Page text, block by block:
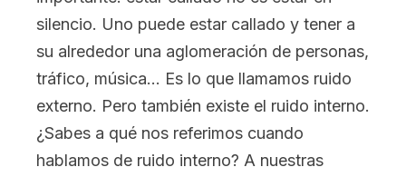
silencio. Uno puede estar callado y tener a
su alrededor una aglomeración de personas,
tráfico, música… Es lo que llamamos ruido
externo. Pero también existe el ruido interno.
¿Sabes a qué nos referimos cuando
hablamos de ruido interno? A nuestras